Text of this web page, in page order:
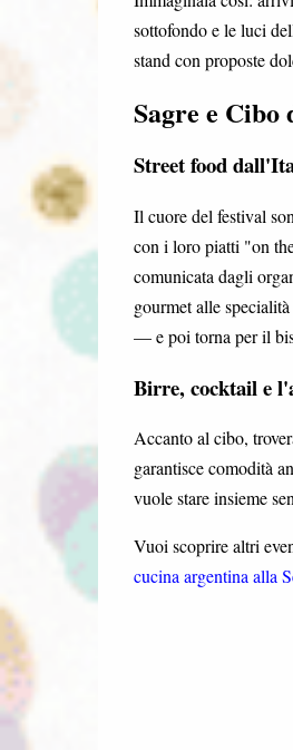
sottofondo e le luci
stand con proposte
Sagre e
Street food
Il cuore del festival
con i loro piatti "on
comunicata dagli
gourmet alle
— e poi torna per il
Birre, cocktail e
Accanto al cibo,
garantisce comodità
vuole stare insieme
Vuoi scoprire altri
cucina argentina alla